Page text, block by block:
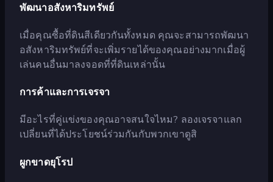
พัฒนาอสังหาริมทรัพย์
เมื่อคุณซื้อที่ดินสีเดียวกันทั้งหมด คุณจะสามารถพัฒนา
อสังหาริมทรัพย์ที่จะเพิ่มรายได้ของคุณอย่างมากเมื่อผู้
เล่นคนอื่นมาลงจอดที่ที่ดินเหล่านั้น
การค้าและการเจรจา
มีอะไรที่คู่แข่งของคุณอาจสนใจไหม? ลองเจรจาแลก
เปลี่ยนที่ได้ประโยชน์ร่วมกันกับพวกเขาดูสิ
ผูกขาดยุโรป